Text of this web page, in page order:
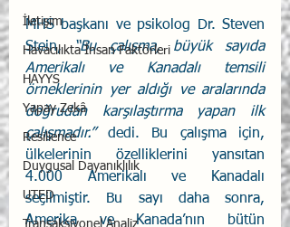
İletişim
Havacılıkta İnsan Faktörleri
HAYYS
Yapay Zekâ
Resilience
Duygusal Dayanıklılık
UTED
Transaksiyonel Analiz
MHS başkanı ve psikolog Dr. Steven
Stein, “Bu çalışma, büyük sayıda
Amerikalı ve Kanadalı temsili
örneklerinin yer aldığı ve aralarında
doğrudan karşılaştırma yapan ilk
çalışmadır.” dedi. Bu çalışma için,
ülkelerinin özelliklerini yansıtan
4.000 Amerikalı ve Kanadalı
seçilmiştir. Bu sayı daha sonra,
Amerika ve Kanada’nın bütün